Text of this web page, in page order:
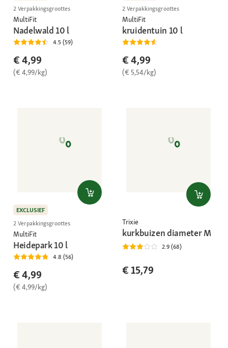
2 Verpakkingsgroottes
MultiFit
Nadelwald 10 l
4.5 (59)
€ 4,99
(€ 4,99/kg)
2 Verpakkingsgroottes
MultiFit
kruidentuin 10 l
€ 4,99
(€ 5,54/kg)
EXCLUSIEF
2 Verpakkingsgroottes
MultiFit
Heidepark 10 l
4.8 (56)
€ 4,99
(€ 4,99/kg)
Trixie
kurkbuizen diameter M
2.9 (68)
€ 15,79